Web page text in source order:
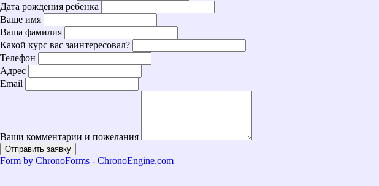
Дата рождения ребенка
Ваше имя
Ваша фамилия
Какой курс вас заинтересовал?
Телефон
Адрес
Email
Ваши комментарии и пожелания
Отправить заявку
Form by ChronoForms - ChronoEngine.com